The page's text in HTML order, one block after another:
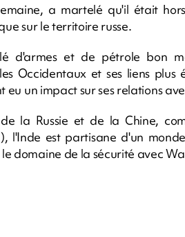
a martelé qu'il était
sur le territoire russe.
d'armes et de pétrole bon
Occidentaux et ses liens plus
un impact sur ses relations
la Russie et de la Chine,
l'Inde est partisane d'un
domaine de la sécurité avec